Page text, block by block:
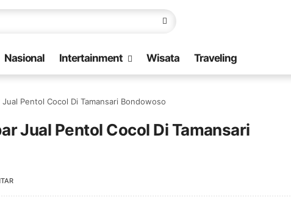
Nasional Intertainment Wisata Traveling
Pentol Cocol Di Tamansari Bondowoso
Jual Pentol Cocol Di Tamansari